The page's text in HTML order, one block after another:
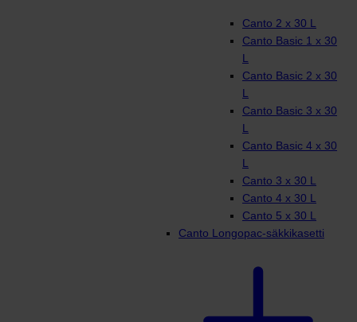
Canto 2 x 30 L
Canto Basic 1 x 30
L
Canto Basic 2 x 30
L
Canto Basic 3 x 30
L
Canto Basic 4 x 30
L
Canto 3 x 30 L
Canto 4 x 30 L
Canto 5 x 30 L
Canto Longopac-säkkikasetti